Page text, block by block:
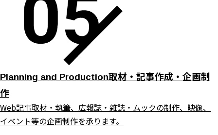
Planning and Production取材・記事作成・企画制
作
Web記事取材・執筆、広報誌・雑誌・ムックの制作、映像、
イベント等の企画制作を承ります。